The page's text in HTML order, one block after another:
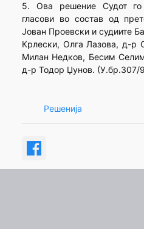
5. Ова решение Судот го
гласови во состав од
Јован Проевски и судиите
Крлески, Олга Лазова, д-р
Милан Недков, Бесим
д-р Тодор Џунов. (У.бр.307/
Решенија